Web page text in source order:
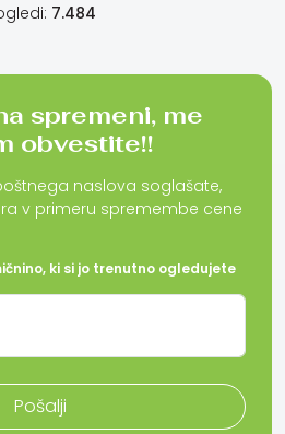
7.484
spremeni, me
obvestite!!
naslova soglašate,
v primeru spremembe cene
ki si jo trenutno ogledujete
Pošalji